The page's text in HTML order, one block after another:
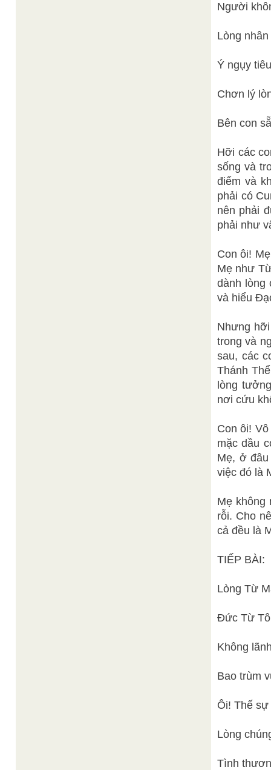
Người
Lòng
Ý ngụy
Chơn lý
Bên con
Hỡi các
sống và
điểm và
phải có
nên phải
phải như
Con ôi!
Mẹ như
dành lòng
và hiểu
Nhưng
trong và
sau, các
Thánh
lòng
nơi cứu
Con ôi!
mặc dầu
Mẹ, ở
việc đó là
Mẹ không
rỗi. Cho
cả đều là
TIẾP BÀI:
Lòng Từ
Đức Từ
Không
Bao trùm
Ôi! Thế
Lòng
Tình